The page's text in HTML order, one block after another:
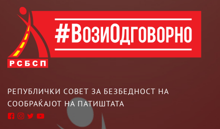
РЕПУБЛИЧКИ СОВЕТ ЗА БЕЗБЕДНОСТ НА
СООБРАЌАЈОТ НА ПАТИШТАТА